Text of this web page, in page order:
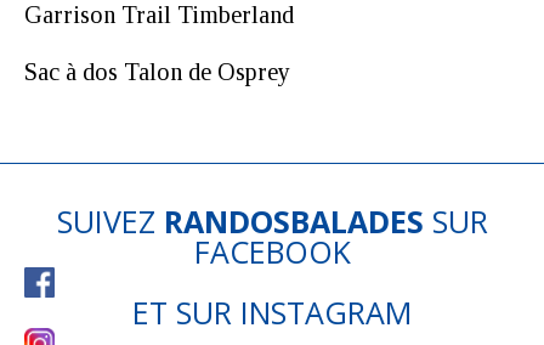
Garrison Trail Timberland
Sac à dos Talon de Osprey
SUIVEZ RANDOSBALADES SUR
FACEBOOK
ET SUR INSTAGRAM